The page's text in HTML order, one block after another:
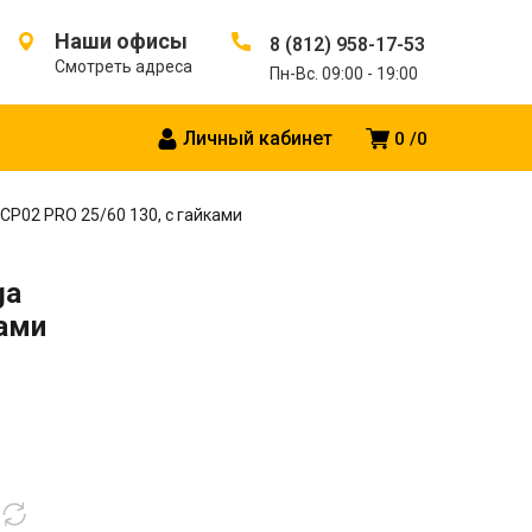
Наши офисы
Смотреть адреса
8 (812) 958-17-53
Пн-Вс. 09:00 - 19:00
0 0
Личный кабинет
PRO 25/60 130, с гайками